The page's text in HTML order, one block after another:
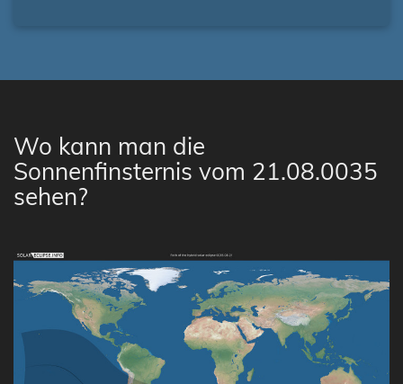
Wo kann man die
Sonnenfinsternis vom 21.08.0035
sehen?